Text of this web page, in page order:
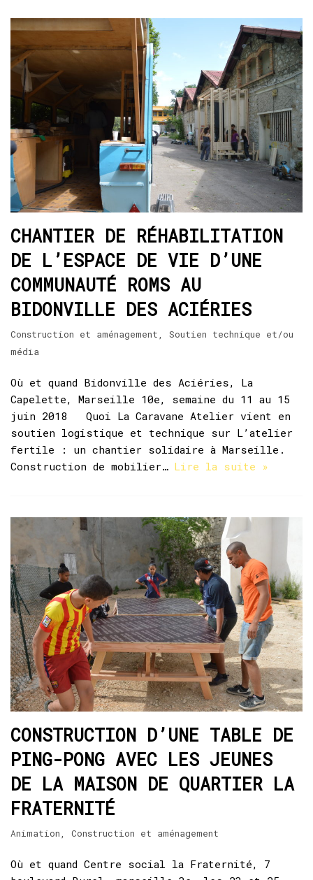
CHANTIER DE RÉHABILITATION
DE L’ESPACE DE VIE D’UNE
COMMUNAUTÉ ROMS AU
BIDONVILLE DES ACIÉRIES
Construction et aménagement
Soutien technique et/ou
média
Où et quand Bidonville des Aciéries, La
Capelette, Marseille 10e, semaine du 11 au 15
juin 2018 Quoi La Caravane Atelier vient en
soutien logistique et technique sur L’atelier
fertile : un chantier solidaire à Marseille.
Construction de mobilier… Lire la suite »
CONSTRUCTION D’UNE TABLE DE
PING-PONG AVEC LES JEUNES
DE LA MAISON DE QUARTIER LA
FRATERNITÉ
Animation Construction et aménagement
Où et quand Centre social la Fraternité, 7